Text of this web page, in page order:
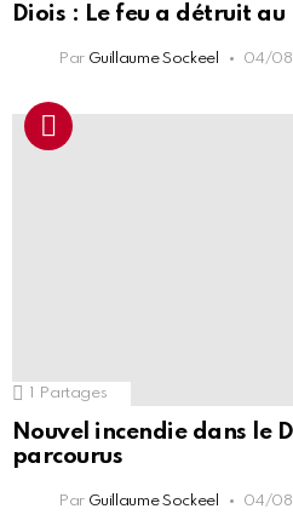
Diois : Le feu a détruit
Par Guillaume Sockeel 04/
1 Partages
Nouvel incendie dans le
parcourus
Par Guillaume Sockeel 04/